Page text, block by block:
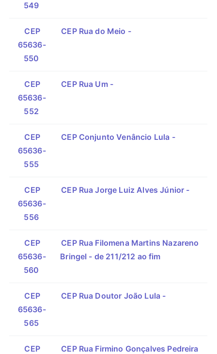
549
CEP
65636-
550
CEP Rua do Meio -
CEP
65636-
552
CEP Rua Um -
CEP
65636-
555
CEP Conjunto Venâncio Lula -
CEP
65636-
556
CEP Rua Jorge Luiz Alves Júnior -
CEP
65636-
560
CEP Rua Filomena Martins Nazareno
Bringel - de 211/212 ao fim
CEP
65636-
565
CEP Rua Doutor João Lula -
CEP
CEP Rua Firmino Gonçalves Pedreira